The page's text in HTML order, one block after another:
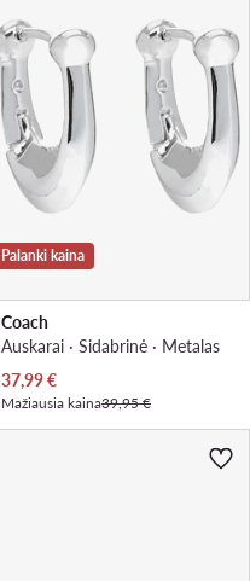
Palanki kaina
Coach
Auskarai · Sidabrinė · Metalas
Dabartinė kaina
37,99€
Mažiausia kaina39,95 €